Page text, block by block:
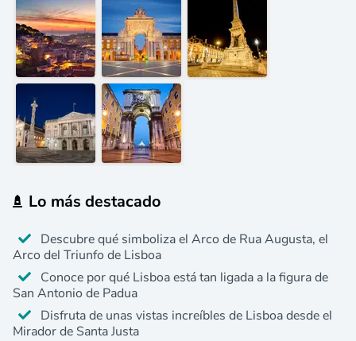
Lo más destacado
Descubre qué simboliza el Arco de Rua Augusta, el
Arco del Triunfo de Lisboa
Conoce por qué Lisboa está tan ligada a la figura de
San Antonio de Padua
Disfruta de unas vistas increíbles de Lisboa desde el
Mirador de Santa Justa